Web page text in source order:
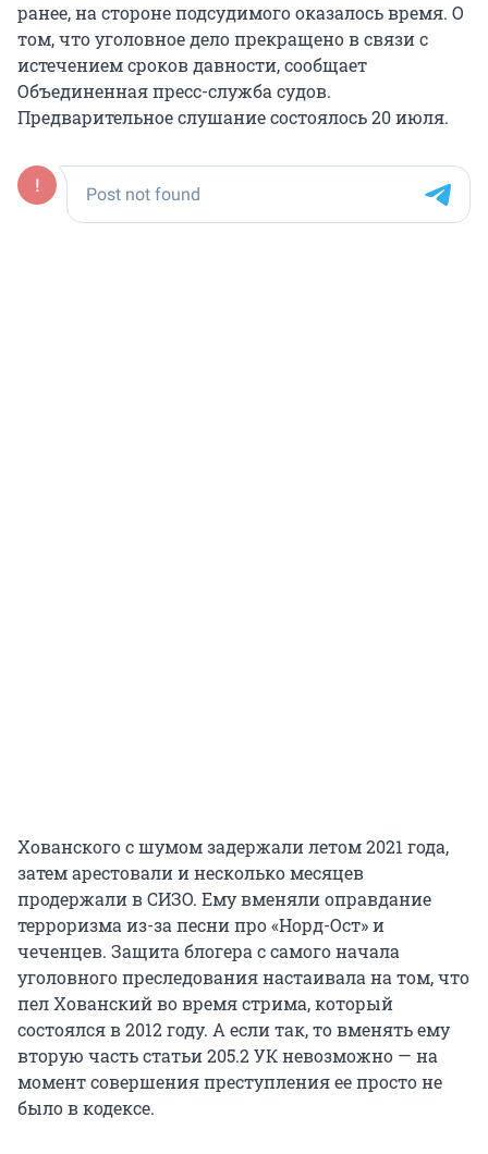
ранее, на стороне подсудимого оказалось время. О
том, что уголовное дело прекращено в связи с
истечением сроков давности, сообщает
Объединенная пресс-служба судов.
Предварительное слушание состоялось 20 июля.
Хованского с шумом задержали летом 2021 года,
затем арестовали и несколько месяцев
продержали в СИЗО. Ему вменяли оправдание
терроризма из-за песни про «Норд-Ост» и
чеченцев. Защита блогера с самого начала
уголовного преследования настаивала на том, что
пел Хованский во время стрима, который
состоялся в 2012 году. А если так, то вменять ему
вторую часть статьи 205.2 УК невозможно — на
момент совершения преступления ее просто не
было в кодексе.